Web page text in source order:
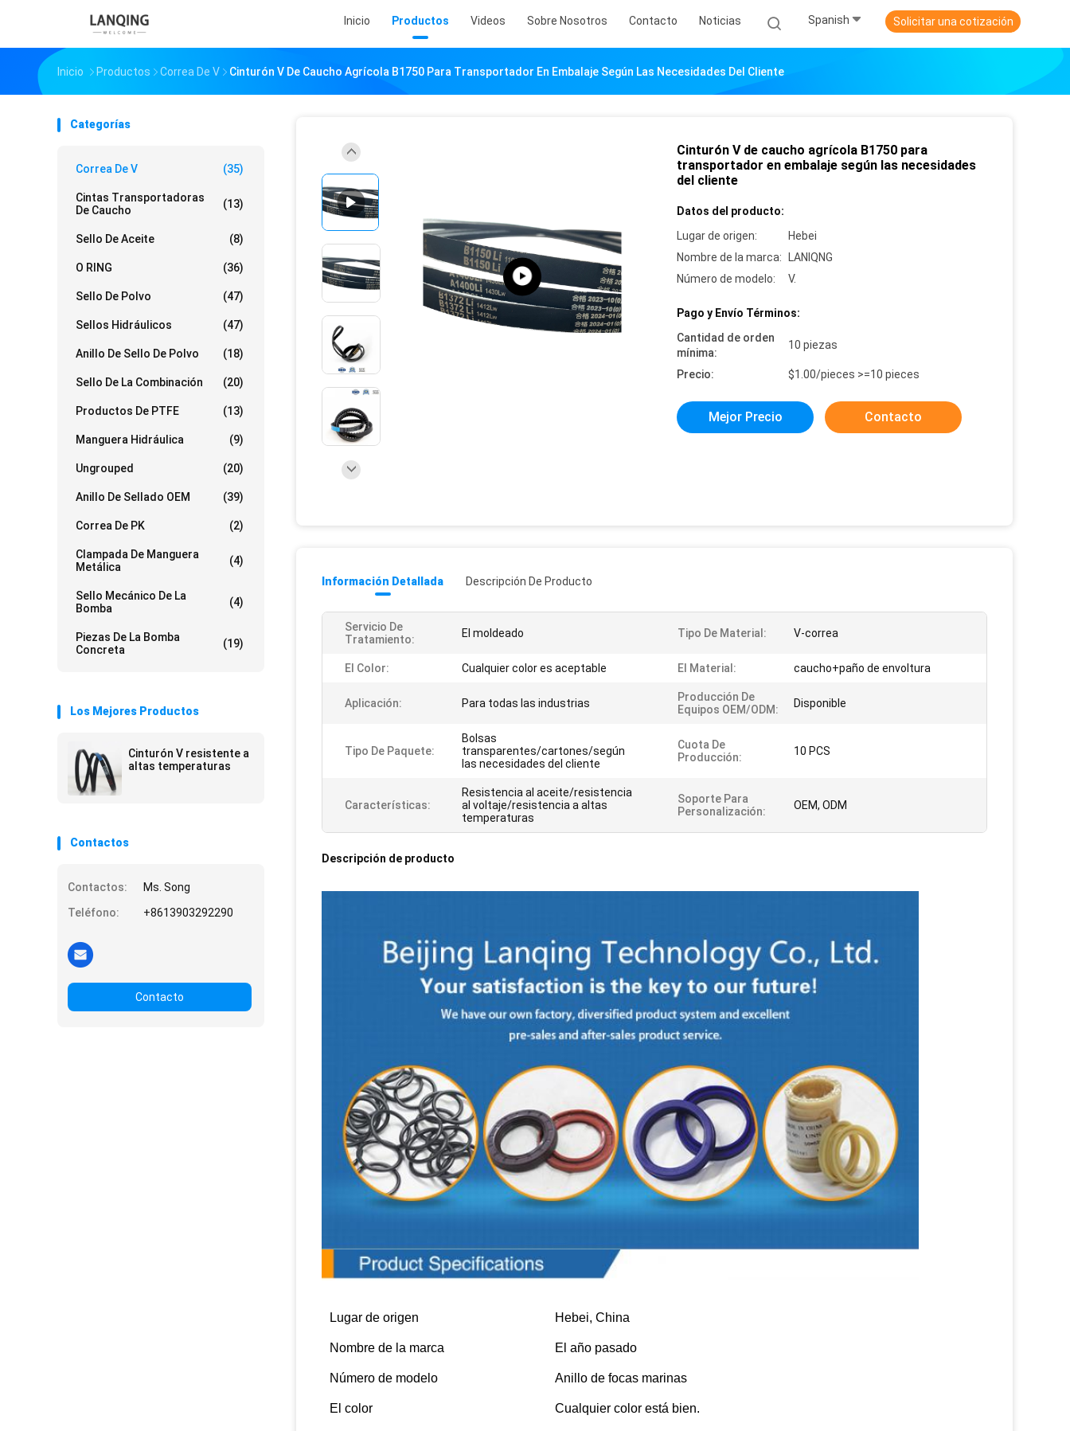
Inicio Productos Videos Sobre Nosotros Contacto Noticias Spanish Solicitar una cotización
Inicio Productos Correa De V Cinturón V De Caucho Agrícola B1750 Para Transportador En Embalaje Según Las Necesidades Del Cliente
Categorías
Correa De V (35)
Cintas Transportadoras
De Caucho
(13)
Sello De Aceite (8)
O RING (36)
Sello De Polvo (47)
Sellos Hidráulicos (47)
Anillo De Sello De Polvo (18)
Sello De La Combinación (20)
Productos De PTFE (13)
Manguera Hidráulica (9)
Ungrouped (20)
Anillo De Sellado OEM (39)
Correa De PK (2)
Clampada De Manguera
Metálica
(4)
Sello Mecánico De La
Bomba
(4)
Piezas De La Bomba
Concreta
(19)
Los Mejores Productos
Cinturón V resistente a
altas temperaturas
Contactos
Contactos:
Ms. Song
Teléfono:
+8613903292290
Contacto
Cinturón V de caucho agrícola B1750 para
transportador en embalaje según las necesidades
del cliente
Datos del producto:
Lugar de origen:
Hebei
Nombre de la marca:
LANIQNG
Número de modelo:
V.
Pago y Envío Términos:
Cantidad de orden
mínima:
10 piezas
Precio: $1.00/pieces >=10 pieces
Mejor Precio Contacto
Información Detallada Descripción De Producto
Servicio De
Tratamiento:
El moldeado Tipo De Material: V-correa
El Color: Cualquier color es aceptable El Material: caucho+paño de envoltura
Aplicación: Para todas las industrias
Producción De
Equipos OEM/ODM:
Disponible
Tipo De Paquete:
Bolsas
transparentes/cartones/según
las necesidades del cliente
Cuota De
Producción:
10 PCS
Características:
Resistencia al aceite/resistencia
al voltaje/resistencia a altas
temperaturas
Soporte Para
Personalización:
OEM, ODM
Descripción de producto
Lugar de origen Hebei, China
Nombre de la marca El año pasado
Número de modelo Anillo de focas marinas
El color Cualquier color está bien.